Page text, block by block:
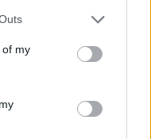
one or more Google
You may click to
its third-party tags to
in below Google
of my